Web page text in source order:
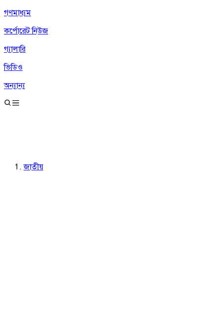
গণমাধ্যম
কর্পোরেট নিউজ
গ্যালারি
ভিডিও
অন্যান্য
জাতীয়